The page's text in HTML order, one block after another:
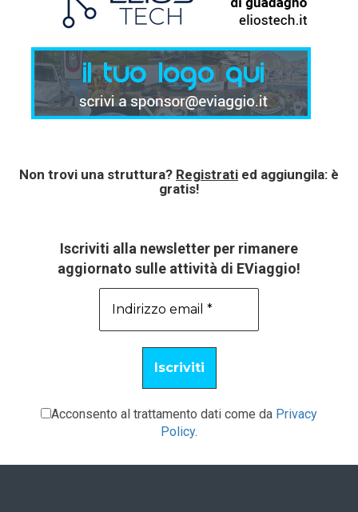
Non trovi una struttura? Registrati ed aggiungila: è
gratis!
Iscriviti alla newsletter per rimanere
aggiornato sulle attività di EViaggio!
Acconsento al trattamento dati come da Privacy
Policy.